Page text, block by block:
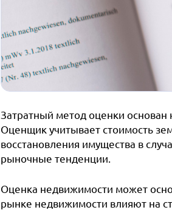
Затратный метод оценки основан
Оценщик учитывает стоимость
восстановления имущества в
рыночные тенденции.
Оценка недвижимости может
рынке недвижимости влияют на